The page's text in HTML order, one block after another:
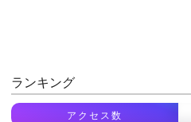
ランキング
アクセス数